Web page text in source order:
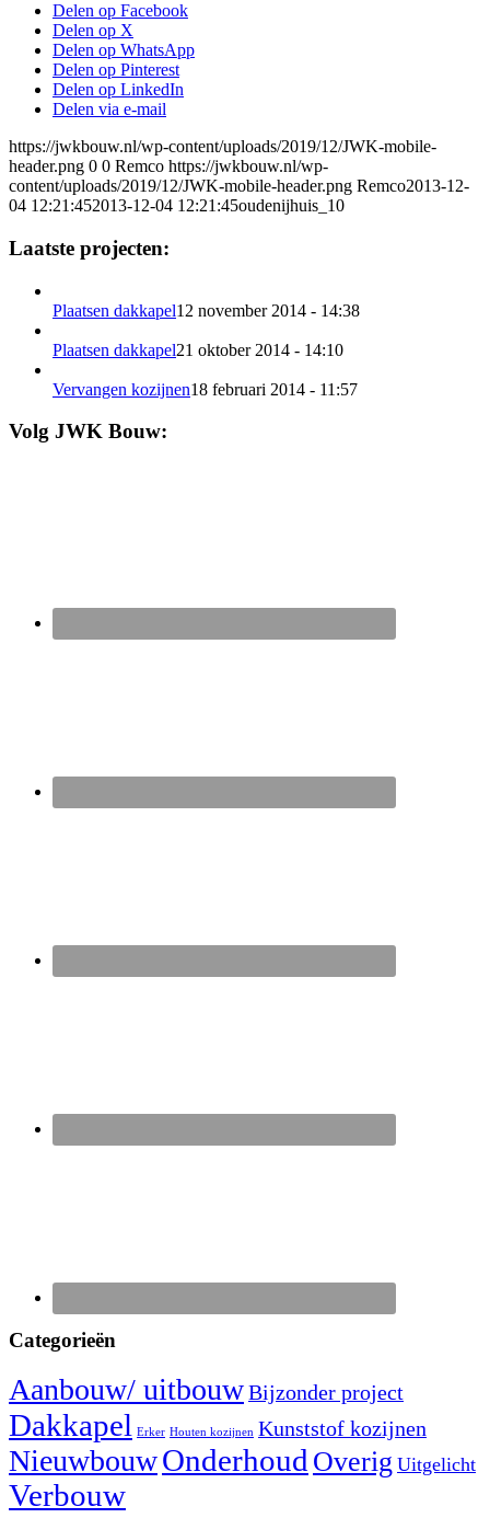
Delen op Facebook
Delen op X
Delen op WhatsApp
Delen op Pinterest
Delen op LinkedIn
Delen via e-mail
https://jwkbouw.nl/wp-content/uploads/2019/12/JWK-mobile-
header.png 0 0 Remco https://jwkbouw.nl/wp-
content/uploads/2019/12/JWK-mobile-header.png Remco2013-12-
04 12:21:452013-12-04 12:21:45oudenijhuis_10
Laatste projecten:
Plaatsen dakkapel12 november 2014 - 14:38
Plaatsen dakkapel21 oktober 2014 - 14:10
Vervangen kozijnen18 februari 2014 - 11:57
Volg JWK Bouw:
Categorieën
Aanbouw/ uitbouwBijzonder project
Dakkapel Erker Houten kozijnen Kunststof kozijnen
NieuwbouwOnderhoud Overig Uitgelicht
Verbouw